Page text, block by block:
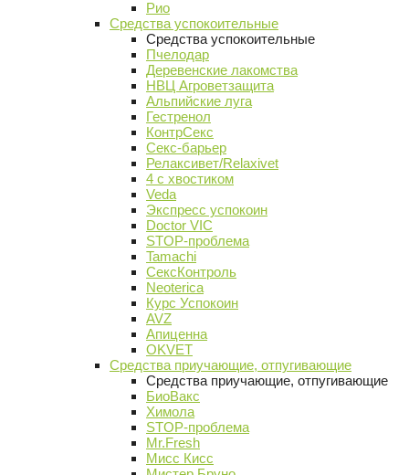
Рио
Средства успокоительные
Средства успокоительные
Пчелодар
Деревенские лакомства
НВЦ Агроветзащита
Альпийские луга
Гестренол
КонтрСекс
Секс-барьер
Релаксивет/Relaxivet
4 с хвостиком
Veda
Экспресс успокоин
Doctor VIC
STOP-проблема
Tamachi
СексКонтроль
Neoterica
Курс Успокоин
AVZ
Апиценна
OKVET
Средства приучающие, отпугивающие
Средства приучающие, отпугивающие
БиоВакс
Химола
STOP-проблема
Mr.Fresh
Мисс Кисс